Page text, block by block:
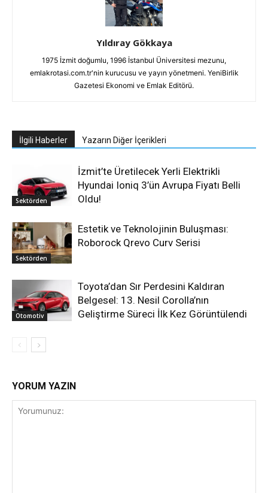
Yıldıray Gökkaya
1975 İzmit doğumlu, 1996 İstanbul Üniversitesi mezunu,
emlakrotasi.com.tr'nin kurucusu ve yayın yönetmeni. YeniBirlik
Gazetesi Ekonomi ve Emlak Editörü.
İlgili Haberler Yazarın Diğer İçerikleri
Sektörden
İzmit’te Üretilecek Yerli Elektrikli
Hyundai Ioniq 3’ün Avrupa Fiyatı Belli
Oldu!
Sektörden
Estetik ve Teknolojinin Buluşması:
Roborock Qrevo Curv Serisi
Otomotiv
Toyota’dan Sır Perdesini Kaldıran
Belgesel: 13. Nesil Corolla’nın
Geliştirme Süreci İlk Kez Görüntülendi
YORUM YAZIN